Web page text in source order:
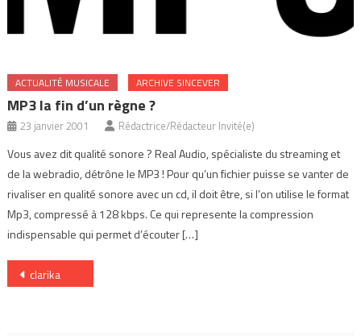
ACTUALITÉ MUSICALE ARCHIVE SINCEVER
MP3 la fin d’un règne ?
23 janvier 2001 Rédactrice/Rédacteur Invité(e)
Vous avez dit qualité sonore ? Real Audio, spécialiste du streaming et
de la webradio, détrône le MP3 ! Pour qu’un fichier puisse se vanter de
rivaliser en qualité sonore avec un cd, il doit être, si l’on utilise le format
Mp3, compressé à 128 kbps. Ce qui represente la compression
indispensable qui permet d’écouter […]
Navigation
clarika